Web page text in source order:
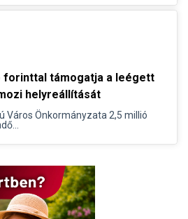
forinttal támogatja a leégett
helyreállítását
Város Önkormányzata 2,5 millió